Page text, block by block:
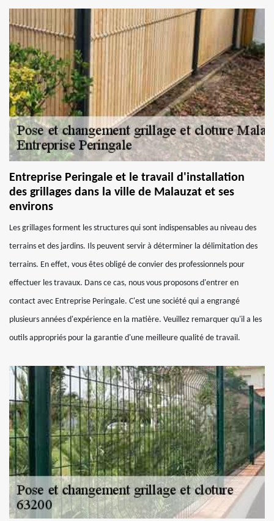
Entreprise Peringale et le travail d'installation
des grillages dans la ville de Malauzat et ses
environs
Les grillages forment les structures qui sont indispensables au niveau des
terrains et des jardins. Ils peuvent servir à déterminer la délimitation des
terrains. En effet, vous êtes obligé de convier des professionnels pour
effectuer les travaux. Dans ce cas, nous vous proposons d'entrer en
contact avec Entreprise Peringale. C'est une société qui a engrangé
plusieurs années d'expérience en la matière. Veuillez remarquer qu'il a les
outils appropriés pour la garantie d'une meilleure qualité de travail.